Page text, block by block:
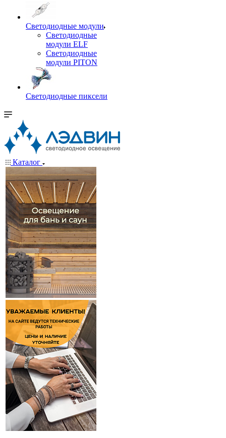
Светодиодные модули
Светодиодные
модули ELF
Светодиодные
модули PITON
Светодиодные пиксели
Каталог